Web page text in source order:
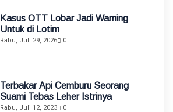
Kasus OTT Lobar Jadi Warning
Untuk di Lotim
Rabu, Juli 29, 2026 0
Terbakar Api Cemburu Seorang
Suami Tebas Leher Istrinya
Rabu, Juli 12, 2023 0